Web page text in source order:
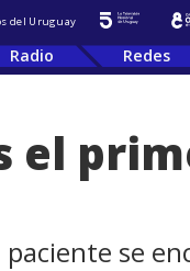
del Uruguay
Radio Redes
el
se